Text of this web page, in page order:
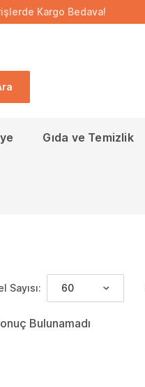
Kargo Bedava!
Gıda ve Temizlik
Sayısı: 60
Bulunamadı